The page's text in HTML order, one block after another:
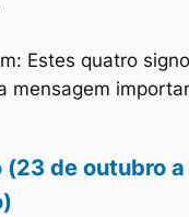
Estes quatro
mensagem
(23 de outubro a